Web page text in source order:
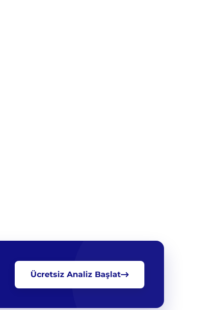
Ücretsiz Analiz Başlat